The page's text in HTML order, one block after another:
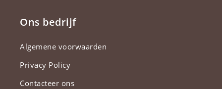
Ons bedrijf
Algemene voorwaarden
Privacy Policy
Contacteer ons